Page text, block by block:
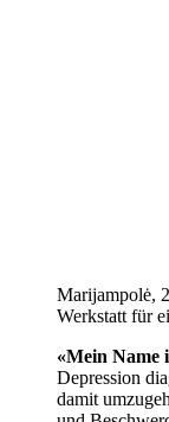
Marijampolė,
Werkstatt für
«Mein Name
Depression
damit